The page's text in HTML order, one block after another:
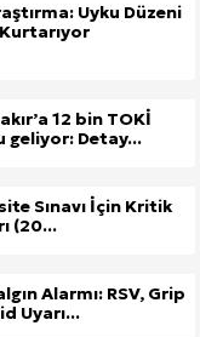
Uyku Düzeni
12 bin TOKİ
geliyor: Detay...
Sınavı İçin Kritik
(20...
Alarmı: RSV, Grip
Uyarı...